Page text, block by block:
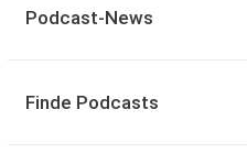
Podcast-News
Finde Podcasts